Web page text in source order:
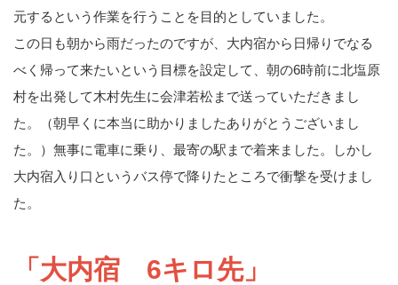
元するという作業を行うことを目的としていました。
この日も朝から雨だったのですが、大内宿から日帰りでなる
べく帰って来たいという目標を設定して、朝の6時前に北塩原
村を出発して木村先生に会津若松まで送っていただきまし
た。（朝早くに本当に助かりましたありがとうございまし
た。）無事に電車に乗り、最寄の駅まで着来ました。しかし
大内宿入り口というバス停で降りたところで衝撃を受けまし
た。
「大内宿 6キロ先」